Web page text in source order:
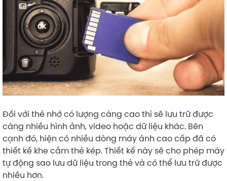
Đối với thẻ nhớ có lượng càng cao thì sẽ lưu trữ được
càng nhiều hình ảnh, video hoặc dữ liệu khác. Bên
cạnh đó, hiện có nhiều dòng máy ảnh cao cấp đã có
thiết kế khe cắm thẻ kép. Thiết kế này sẽ cho phép máy
tự động sao lưu dữ liệu trong thẻ và có thể lưu trữ được
nhiều hơn.